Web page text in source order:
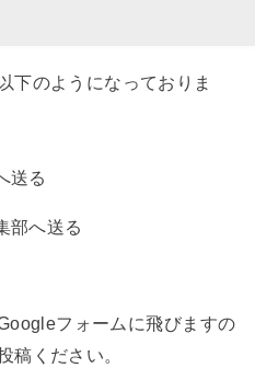
下のようになっておりま
送る
部へ送る
フォームに飛びますの
稿ください。